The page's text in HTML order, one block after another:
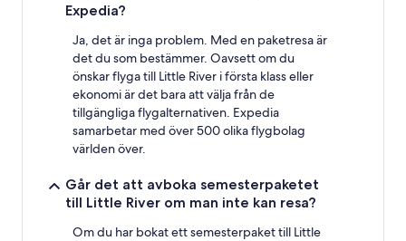
Expedia?
Ja, det är inga problem. Med en paketresa är
det du som bestämmer. Oavsett om du
önskar flyga till Little River i första klass eller
ekonomi är det bara att välja från de
tillgängliga flygalternativen. Expedia
samarbetar med över 500 olika flygbolag
världen över.
Går det att avboka semesterpaketet
till Little River om man inte kan resa?
Om du har bokat ett semesterpaket till Little